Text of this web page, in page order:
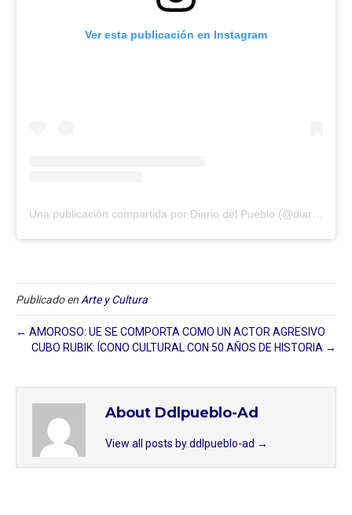
Ver esta publicación en Instagram
Publicado en Arte y Cultura
← AMOROSO: UE SE COMPORTA COMO UN ACTOR AGRESIVO
CUBO RUBIK: ÍCONO CULTURAL CON 50 AÑOS DE HISTORIA →
About Ddlpueblo-Ad
View all posts by ddlpueblo-ad →